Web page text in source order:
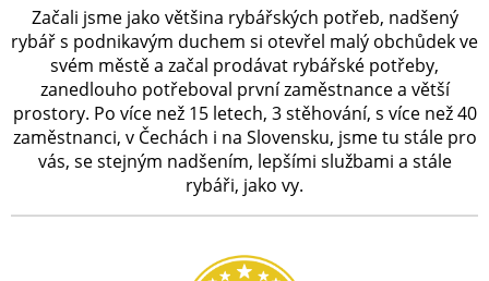
Začali jsme jako většina rybářských potřeb, nadšený
rybář s podnikavým duchem si otevřel malý obchůdek ve
svém městě a začal prodávat rybářské potřeby,
zanedlouho potřeboval první zaměstnance a větší
prostory. Po více než 15 letech, 3 stěhování, s více než 40
zaměstnanci, v Čechách i na Slovensku, jsme tu stále pro
vás, se stejným nadšením, lepšími službami a stále
rybáři, jako vy.